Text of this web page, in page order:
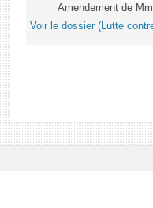
Amendement de
Voir le dossier (Lutte